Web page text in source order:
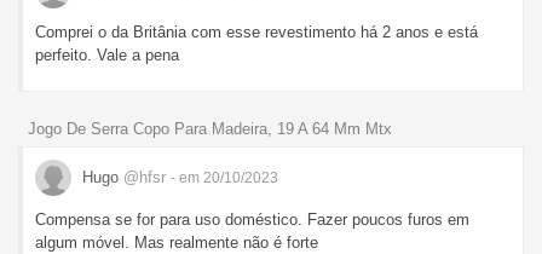
Comprei o da Britânia com esse revestimento há 2 anos e está
perfeito. Vale a pena
Jogo De Serra Copo Para Madeira, 19 A 64 Mm Mtx
Hugo @hfsr - em 20/10/2023
Compensa se for para uso doméstico. Fazer poucos furos em
algum móvel. Mas realmente não é forte